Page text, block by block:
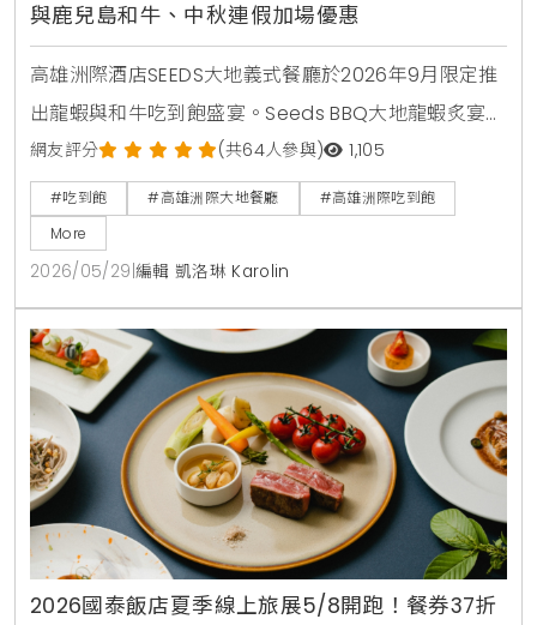
與鹿兒島和牛、中秋連假加場優惠
高雄洲際酒店SEEDS大地義式餐廳於2026年9月限定推
出龍蝦與和牛吃到飽盛宴。Seeds BBQ大地龍蝦炙宴於
中秋連假加場，Seeds和牛珍饌則集結鹿兒島A4和牛與
美國肋眼。活動於6月1日上午11:00開放預訂。
網友評分 (共64人參與) 1,105
#吃到飽 #高雄洲際大地餐廳
#高雄洲際吃到飽
More
2026/05/29 編輯 凱洛琳 Karolin
2026國泰飯店夏季線上旅展5/8開跑！餐券37折